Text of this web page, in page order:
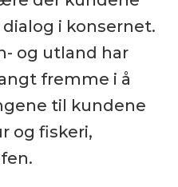
i konsernet.
og utland har
fremme i å
til kundene
og fiskeri,